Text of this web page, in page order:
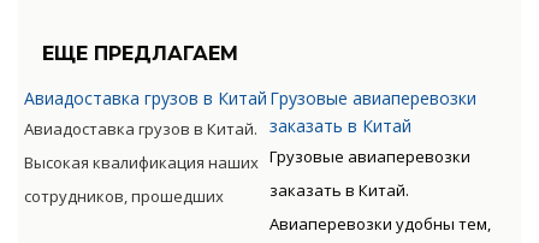
ЕЩЕ ПРЕДЛАГАЕМ
Авиадоставка грузов в Китай
Авиадоставка грузов в Китай.
Высокая квалификация наших
сотрудников, прошедших
Грузовые авиаперевозки
заказать в Китай
Грузовые авиаперевозки
заказать в Китай.
Авиаперевозки удобны тем,